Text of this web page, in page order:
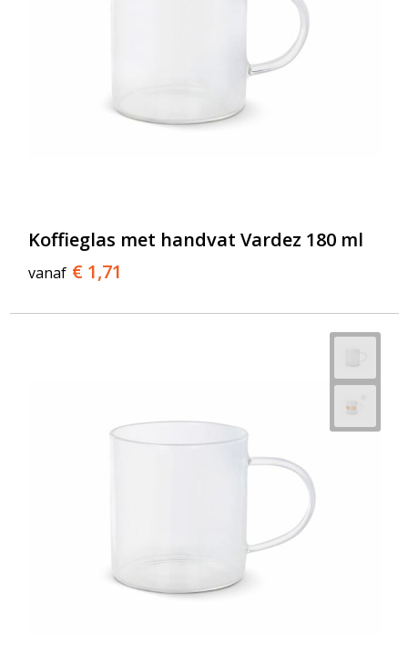
Koffieglas met handvat Vardez 180 ml
vanaf € 1,71